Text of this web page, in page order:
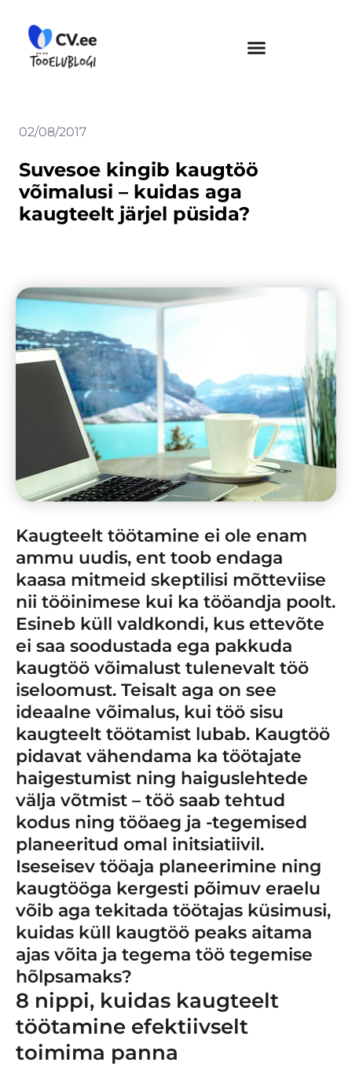
content
02/08/2017
Suvesoe kingib kaugtöö
võimalusi – kuidas aga
kaugteelt järjel püsida?
Kaugteelt töötamine ei ole enam
ammu uudis, ent toob endaga
kaasa mitmeid skeptilisi mõtteviise
nii tööinimese kui ka tööandja poolt.
Esineb küll valdkondi, kus ettevõte
ei saa soodustada ega pakkuda
kaugtöö võimalust tulenevalt töö
iseloomust. Teisalt aga on see
ideaalne võimalus, kui töö sisu
kaugteelt töötamist lubab. Kaugtöö
pidavat vähendama ka töötajate
haigestumist ning haiguslehtede
välja võtmist – töö saab tehtud
kodus ning tööaeg ja -tegemised
planeeritud omal initsiatiivil.
Iseseisev tööaja planeerimine ning
kaugtööga kergesti põimuv eraelu
võib aga tekitada töötajas küsimusi,
kuidas küll kaugtöö peaks aitama
ajas võita ja tegema töö tegemise
hõlpsamaks?
8 nippi, kuidas kaugteelt
töötamine efektiivselt
toimima panna